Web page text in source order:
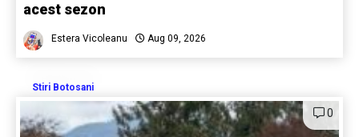
acest sezon
Estera Vicoleanu Aug 09, 2026
Stiri Botosani
0